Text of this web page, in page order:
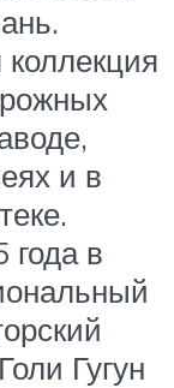
и в
года в
Гугун